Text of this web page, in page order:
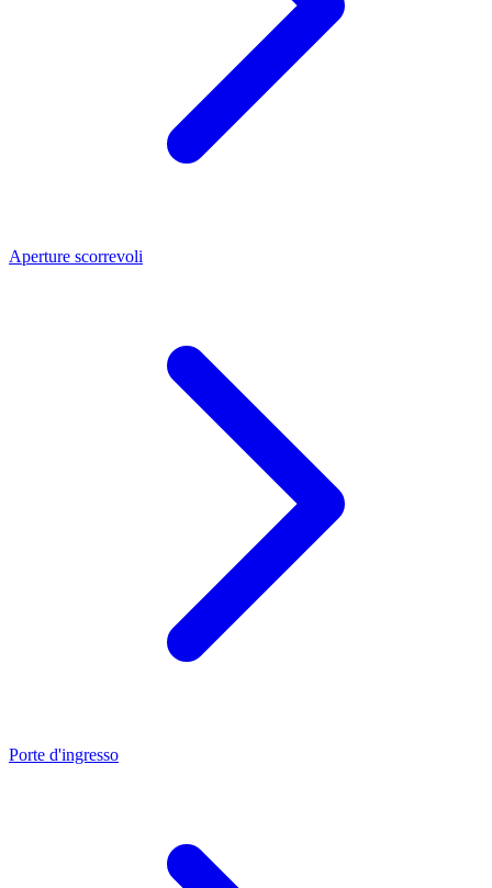
Aperture scorrevoli
Porte d'ingresso